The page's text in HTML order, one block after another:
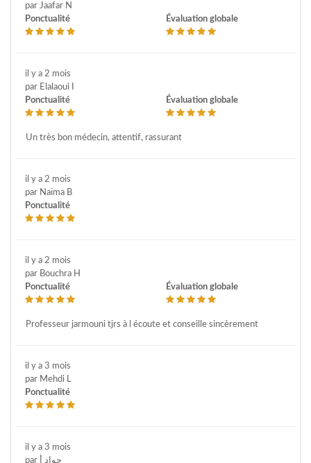
par Jaafar N
Ponctualité
Évaluation globale
il y a 2 mois
par Elalaoui I
Ponctualité
Évaluation globale
Un très bon médecin, attentif, rassurant
il y a 2 mois
par Naïma B
Ponctualité
il y a 2 mois
par Bouchra H
Ponctualité
Évaluation globale
Professeur jarmouni tjrs à l écoute et conseille sincèrement
il y a 3 mois
par Mehdi L
Ponctualité
il y a 3 mois
par جواد أ